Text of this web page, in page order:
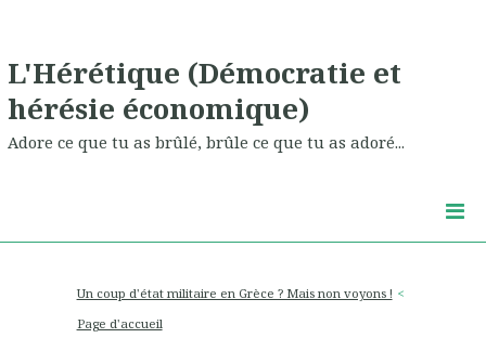
L'Hérétique (Démocratie et
hérésie économique)
Adore ce que tu as brûlé, brûle ce que tu as adoré...
Un coup d'état militaire en Grèce ? Mais non voyons !
Page d'accueil